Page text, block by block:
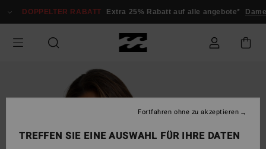
zur
springen
DOPPELTER RABATT Extra 25% Rabatt auf alle angebote* Damen
TREFFEN SIE EINE AUSWAHL FÜR IHRE DATEN
Fortfahren ohne zu akzeptieren